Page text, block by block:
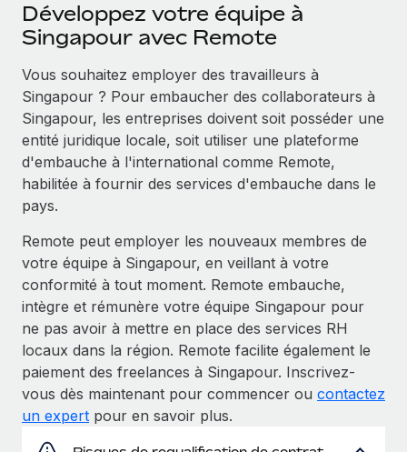
Développez votre équipe à
Singapour avec Remote
Vous souhaitez employer des travailleurs à
Singapour ? Pour embaucher des collaborateurs à
Singapour, les entreprises doivent soit posséder une
entité juridique locale, soit utiliser une plateforme
d'embauche à l'international comme Remote,
habilitée à fournir des services d'embauche dans le
pays.
Remote peut employer les nouveaux membres de
votre équipe à Singapour, en veillant à votre
conformité à tout moment. Remote embauche,
intègre et rémunère votre équipe Singapour pour
ne pas avoir à mettre en place des services RH
locaux dans la région. Remote facilite également le
paiement des freelances à Singapour. Inscrivez-
vous dès maintenant pour commencer ou contactez
un expert pour en savoir plus.